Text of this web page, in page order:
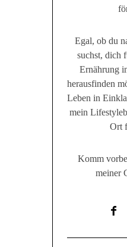
Egal, ob du
suchst, dich
Ernährung
herausfinden
Leben in
mein
Ort
Komm
meiner